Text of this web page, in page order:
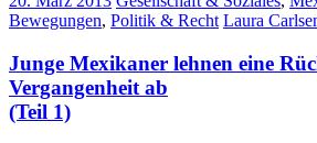
Bewegungen, Politik & Recht Laura
Junge Mexikaner lehnen eine
Vergangenheit ab
(Teil 1)